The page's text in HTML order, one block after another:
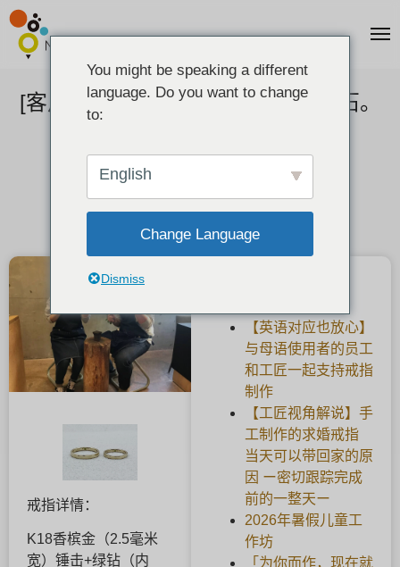
[客户反馈] 婚戒上有配套的秘密宝石。
戒指详情：
K18香槟金（2.5毫米
宽）锤击+绿钻（内
【英语对应也放心】
与母语使用者的员工
和工匠一起支持戒指
制作
【工匠视角解说】手
工制作的求婚戒指
当天可以带回家的原
因 ー密切跟踪完成
前的一整天ー
2026年暑假儿童工
作坊
「为你而作，现在就
You might be speaking a different
language. Do you want to change
to:
English
Change Language
Dismiss